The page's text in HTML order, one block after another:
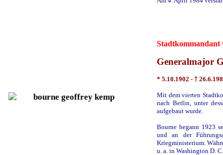
Stadtkommandant
Generalmajor
* 5.10.1902 - †
Mit dem vierten
nach Berlin, unter
aufgebaut wurde.
Bourne begann 1923
und an der
Kriegministerium.
u. a. in Washington D. C.